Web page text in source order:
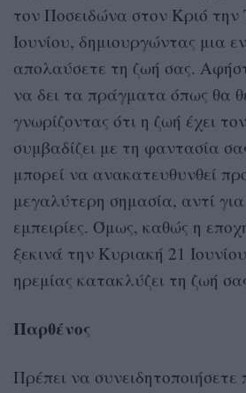
τον Ποσειδώνα στον Κριό την
Ιουνίου, δημιουργώντας μια
απολαύσετε τη ζωή σας.
να δει τα πράγματα όπως θα
γνωρίζοντας ότι η ζωή έχει
συμβαδίζει με τη φαντασία
μπορεί να ανακατευθυνθεί
μεγαλύτερη σημασία, αντί
εμπειρίες. Όμως, καθώς η
ξεκινά την Κυριακή 21
ηρεμίας κατακλύζει τη ζωή
Παρθένος
Πρέπει να